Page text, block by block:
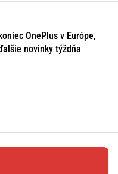
OnePlus v Európe,
novinky týždňa